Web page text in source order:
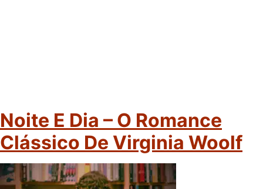
Noite E Dia – O Romance
Clássico De Virginia Woolf